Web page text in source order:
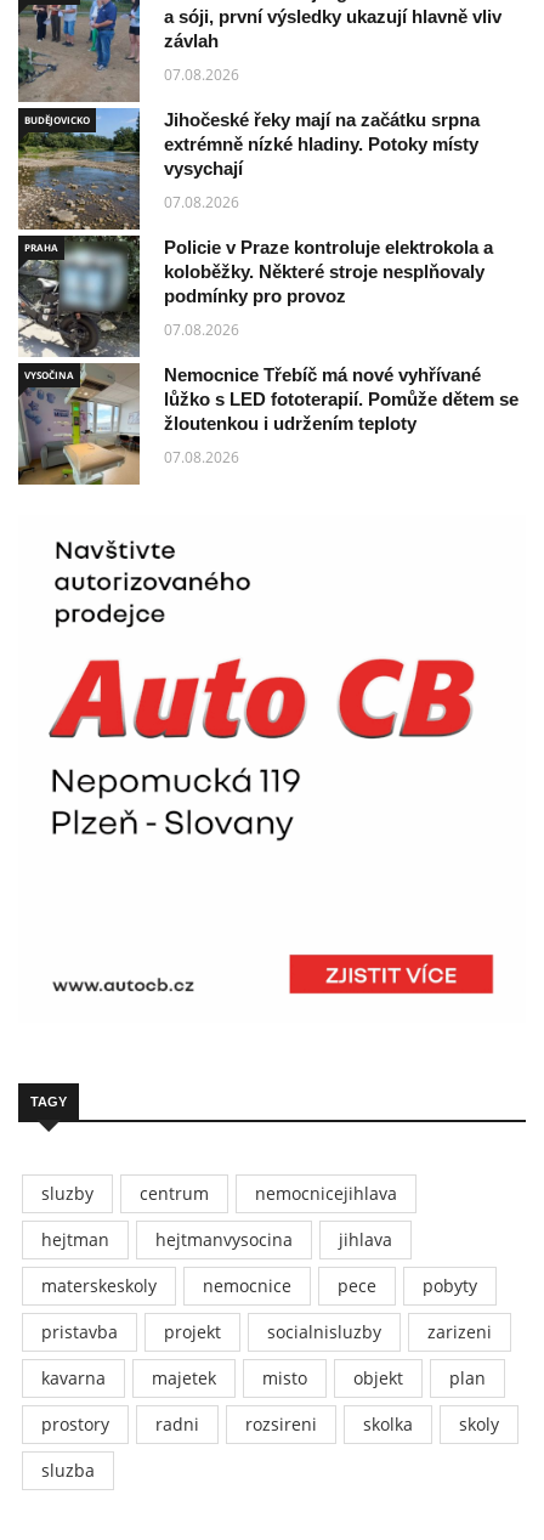
a sóji, první výsledky ukazují hlavně vliv
závlah
07.08.2026
BUDĚJOVICKO
Jihočeské řeky mají na začátku srpna
extrémně nízké hladiny. Potoky místy
vysychají
07.08.2026
PRAHA
Policie v Praze kontroluje elektrokola a
koloběžky. Některé stroje nesplňovaly
podmínky pro provoz
07.08.2026
VYSOČINA
Nemocnice Třebíč má nové vyhřívané
lůžko s LED fototerapií. Pomůže dětem se
žloutenkou i udržením teploty
07.08.2026
TAGY
sluzby centrum
nemocnicejihlava
hejtman
hejtmanvysocina
jihlava
materskeskoly
nemocnice pece
pobyty
pristavba
projekt socialnisluzby
zarizeni
kavarna
majetek misto objekt
plan
prostory
radni rozsireni skolka
skoly
sluzba